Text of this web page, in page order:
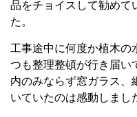
品をチョイスして勧めて
た。
工事途中に何度か植木の
つも整理整頓が行き届い
内のみならず窓ガラス、
いていたのは感動しまし